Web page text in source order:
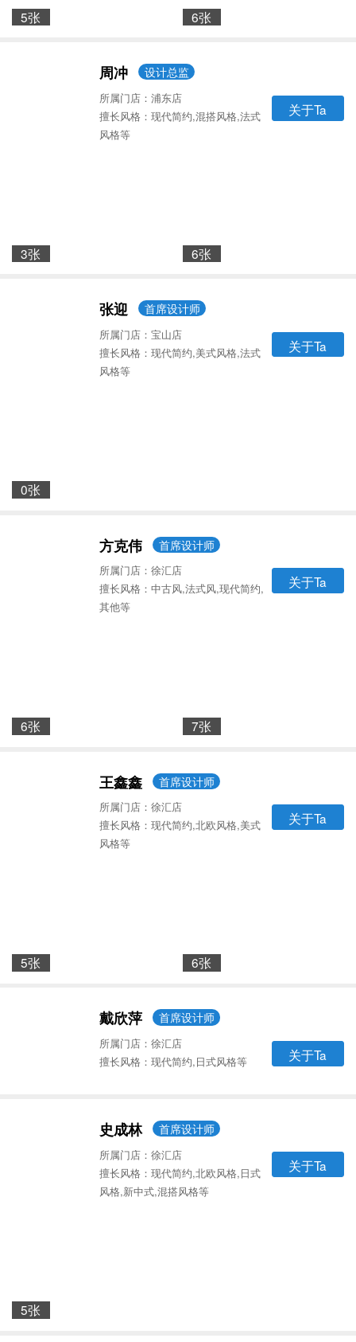
5张 6张
周冲 设计总监
所属门店：浦东店
擅长风格：现代简约,混搭风格,法式
风格等
关于Ta
3张 6张
张迎 首席设计师
所属门店：宝山店
擅长风格：现代简约,美式风格,法式
风格等
关于Ta
0张
方克伟 首席设计师
所属门店：徐汇店
擅长风格：中古风,法式风,现代简约,
其他等
关于Ta
6张 7张
王鑫鑫 首席设计师
所属门店：徐汇店
擅长风格：现代简约,北欧风格,美式
风格等
关于Ta
5张 6张
戴欣萍 首席设计师
所属门店：徐汇店
擅长风格：现代简约,日式风格等
关于Ta
史成林 首席设计师
所属门店：徐汇店
擅长风格：现代简约,北欧风格,日式
风格,新中式,混搭风格等
关于Ta
5张